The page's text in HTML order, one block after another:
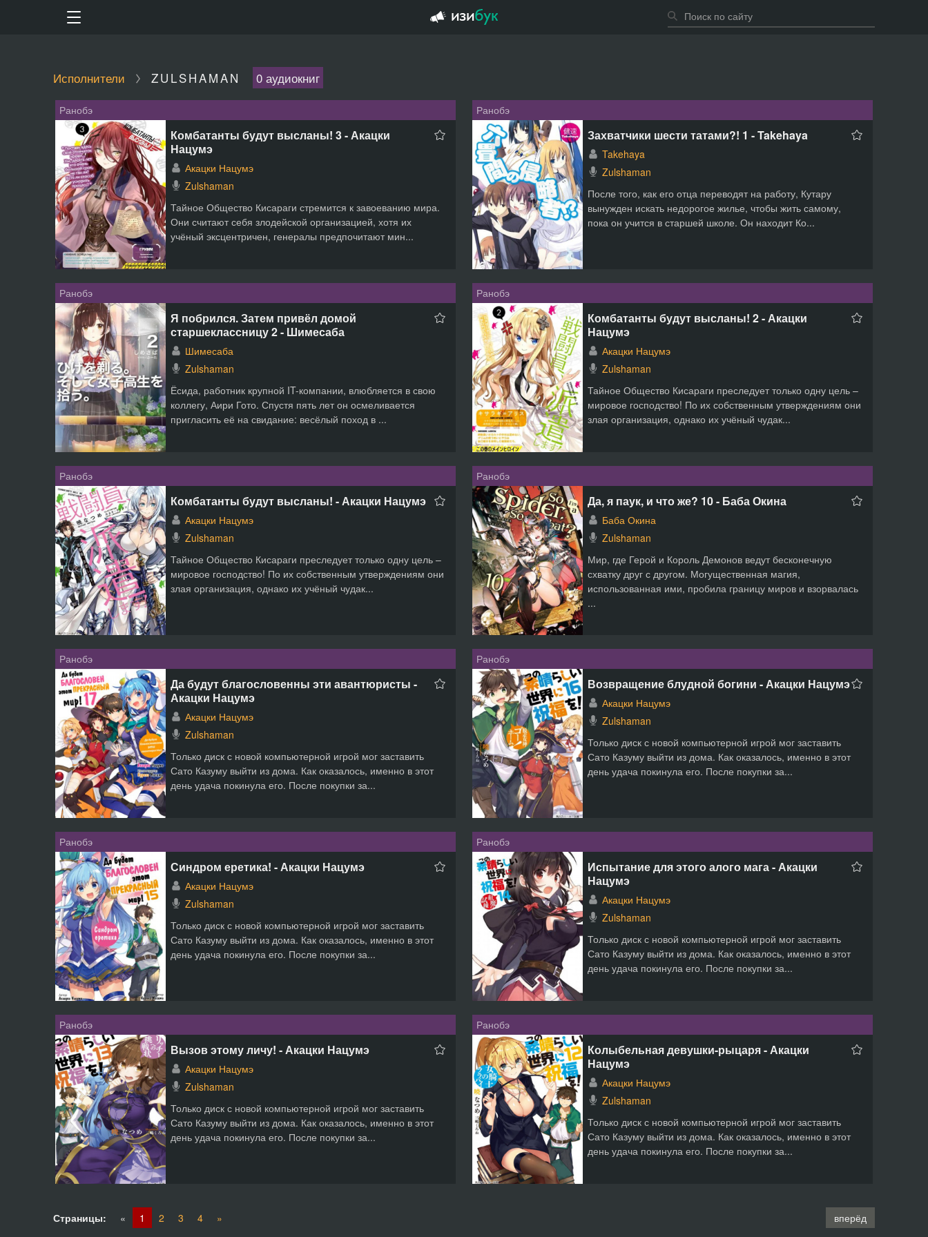
Исполнители ZULSHAMAN 0 аудиокниг
Ранобэ
Комбатанты будут высланы! 3 - Акацки
Нацумэ
Акацки Нацумэ
Zulshaman
Тайное Общество Кисараги стремится к завоеванию мира.
Они считают себя злодейской организацией, хотя их
учёный эксцентричен, генералы предпочитают мин...
Ранобэ
Захватчики шести татами?! 1 - Takehaya
Takehaya
Zulshaman
После того, как его отца переводят на работу, Кутару
вынужден искать недорогое жилье, чтобы жить самому,
пока он учится в старшей школе. Он находит Ко...
Ранобэ
Я побрился. Затем привёл домой
старшеклассницу 2 - Шимесаба
Шимесаба
Zulshaman
Ёсида, работник крупной IT-компании, влюбляется в свою
коллегу, Аири Гото. Спустя пять лет он осмеливается
пригласить её на свидание: весёлый поход в ...
Ранобэ
Комбатанты будут высланы! 2 - Акацки
Нацумэ
Акацки Нацумэ
Zulshaman
Тайное Общество Кисараги преследует только одну цель –
мировое господство! По их собственным утверждениям они
злая организация, однако их учёный чудак...
Ранобэ
Комбатанты будут высланы! - Акацки Нацумэ
Акацки Нацумэ
Zulshaman
Тайное Общество Кисараги преследует только одну цель –
мировое господство! По их собственным утверждениям они
злая организация, однако их учёный чудак...
Ранобэ
Да, я паук, и что же? 10 - Баба Окина
Баба Окина
Zulshaman
Мир, где Герой и Король Демонов ведут бесконечную
схватку друг с другом. Могущественная магия,
использованная ими, пробила границу миров и взорвалась
...
Ранобэ
Да будут благословенны эти авантюристы -
Акацки Нацумэ
Акацки Нацумэ
Zulshaman
Только диск с новой компьютерной игрой мог заставить
Сато Казуму выйти из дома. Как оказалось, именно в этот
день удача покинула его. После покупки за...
Ранобэ
Возвращение блудной богини - Акацки Нацумэ
Акацки Нацумэ
Zulshaman
Только диск с новой компьютерной игрой мог заставить
Сато Казуму выйти из дома. Как оказалось, именно в этот
день удача покинула его. После покупки за...
Ранобэ
Синдром еретика! - Акацки Нацумэ
Акацки Нацумэ
Zulshaman
Только диск с новой компьютерной игрой мог заставить
Сато Казуму выйти из дома. Как оказалось, именно в этот
день удача покинула его. После покупки за...
Ранобэ
Испытание для этого алого мага - Акацки
Нацумэ
Акацки Нацумэ
Zulshaman
Только диск с новой компьютерной игрой мог заставить
Сато Казуму выйти из дома. Как оказалось, именно в этот
день удача покинула его. После покупки за...
Ранобэ
Вызов этому личу! - Акацки Нацумэ
Акацки Нацумэ
Zulshaman
Только диск с новой компьютерной игрой мог заставить
Сато Казуму выйти из дома. Как оказалось, именно в этот
день удача покинула его. После покупки за...
Ранобэ
Колыбельная девушки-рыцаря - Акацки
Нацумэ
Акацки Нацумэ
Zulshaman
Только диск с новой компьютерной игрой мог заставить
Сато Казуму выйти из дома. Как оказалось, именно в этот
день удача покинула его. После покупки за...
вперёд
Страницы: « 1 2 3 4 »